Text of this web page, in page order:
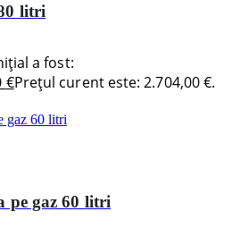
litri
a fost:
€Prețul curent este: 2.704,00 €.
pe gaz 60 litri